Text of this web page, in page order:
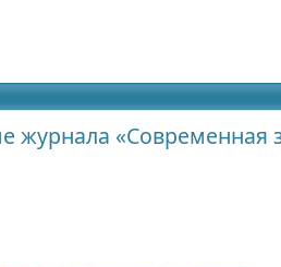
журнала «Современная